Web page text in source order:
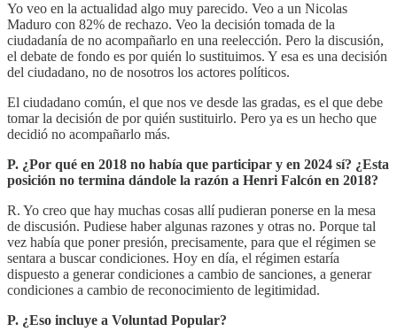
Yo veo en la actualidad algo muy parecido. Veo a un Nicolas
Maduro con 82% de rechazo. Veo la decisión tomada de la
ciudadanía de no acompañarlo en una reelección. Pero la discusión,
el debate de fondo es por quién lo sustituimos. Y esa es una decisión
del ciudadano, no de nosotros los actores políticos.
El ciudadano común, el que nos ve desde las gradas, es el que debe
tomar la decisión de por quién sustituirlo. Pero ya es un hecho que
decidió no acompañarlo más.
P. ¿Por qué en 2018 no había que participar y en 2024 sí? ¿Esta
posición no termina dándole la razón a Henri Falcón en 2018?
R. Yo creo que hay muchas cosas allí pudieran ponerse en la mesa
de discusión. Pudiese haber algunas razones y otras no. Porque tal
vez había que poner presión, precisamente, para que el régimen se
sentara a buscar condiciones. Hoy en día, el régimen estaría
dispuesto a generar condiciones a cambio de sanciones, a generar
condiciones a cambio de reconocimiento de legitimidad.
P. ¿Eso incluye a Voluntad Popular?